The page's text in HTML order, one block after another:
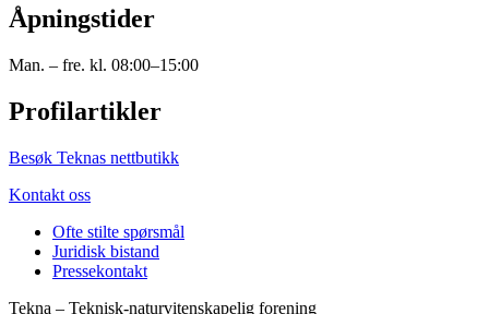
Åpningstider
Man. – fre. kl. 08:00–15:00
Profilartikler
Besøk Teknas nettbutikk
Kontakt oss
Ofte stilte spørsmål
Juridisk bistand
Pressekontakt
Tekna – Teknisk-naturvitenskapelig forening